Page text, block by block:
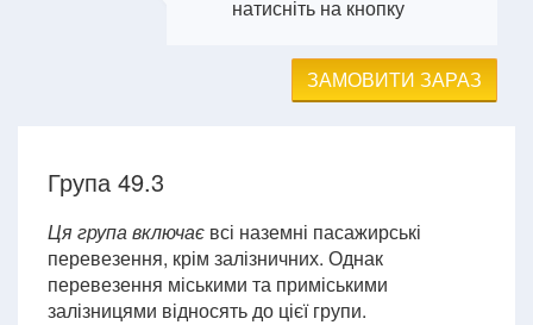
натисніть на кнопку
ЗАМОВИТИ ЗАРАЗ
Група 49.3
Ця група включає всі наземні пасажирські
перевезення, крім залізничних. Однак
перевезення міськими та приміськими
залізницями відносять до цієї групи.